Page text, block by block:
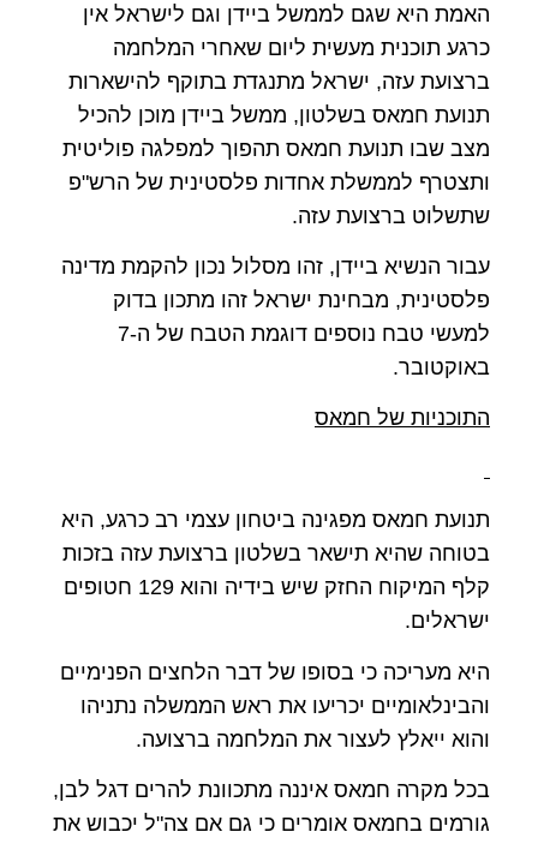
האמת היא שגם לממשל ביידן וגם לישראל אין
כרגע תוכנית מעשית ליום שאחרי המלחמה
ברצועת עזה, ישראל מתנגדת בתוקף להישארות
תנועת חמאס בשלטון, ממשל ביידן מוכן להכיל
מצב שבו תנועת חמאס תהפוך למפלגה פוליטית
ותצטרף לממשלת אחדות פלסטינית של הרש"פ
שתשלוט ברצועת עזה.
עבור הנשיא ביידן, זהו מסלול נכון להקמת מדינה
פלסטינית, מבחינת ישראל זהו מתכון בדוק
למעשי טבח נוספים דוגמת הטבח של ה-7
באוקטובר.
התוכניות של חמאס
תנועת חמאס מפגינה ביטחון עצמי רב כרגע, היא
בטוחה שהיא תישאר בשלטון ברצועת עזה בזכות
קלף המיקוח החזק שיש בידיה והוא 129 חטופים
ישראלים.
היא מעריכה כי בסופו של דבר הלחצים הפנימיים
והבינלאומיים יכריעו את ראש הממשלה נתניהו
והוא ייאלץ לעצור את המלחמה ברצועה.
בכל מקרה חמאס איננה מתכוונת להרים דגל לבן,
גורמים בחמאס אומרים כי גם אם צה"ל יכבוש את